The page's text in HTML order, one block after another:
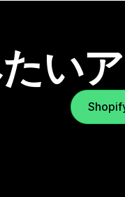
い